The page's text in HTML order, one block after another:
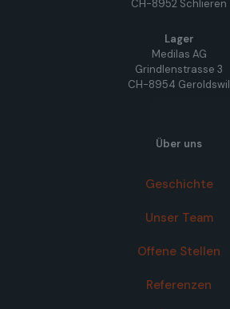
CH-8952 Schlieren
Lager
Medilas AG
Grindlenstrasse 3
CH-8954 Geroldswil
Über uns
Geschichte
Unser Team
Offene Stellen
Referenzen